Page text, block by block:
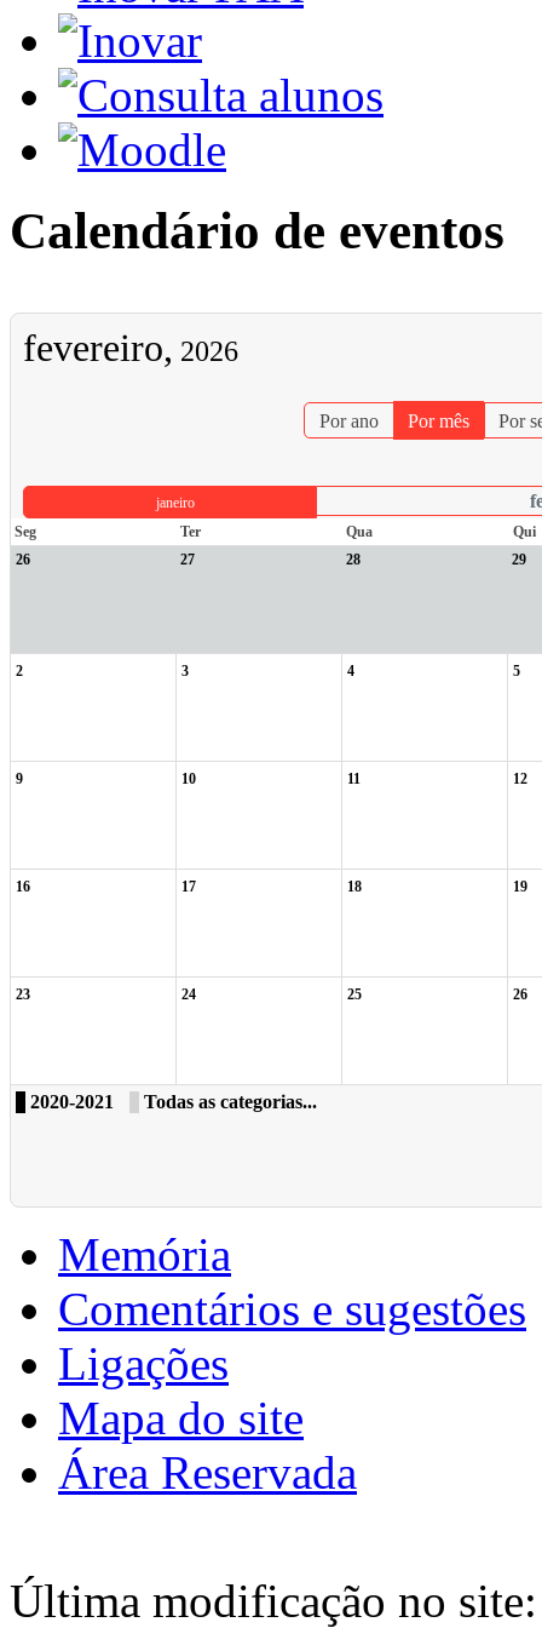
Calendário de eventos
fevereiro, 2026
Por ano Por mês Por
janeiro
Seg Ter Qua
Qui
26
27 28 29
2 3 4 5
9 10 11 12
16 17 18 19
23 24 25 26
2020-2021 Todas as categorias...
Memória
Comentários e sugestões
Ligações
Mapa do site
Área Reservada
Última modificação no